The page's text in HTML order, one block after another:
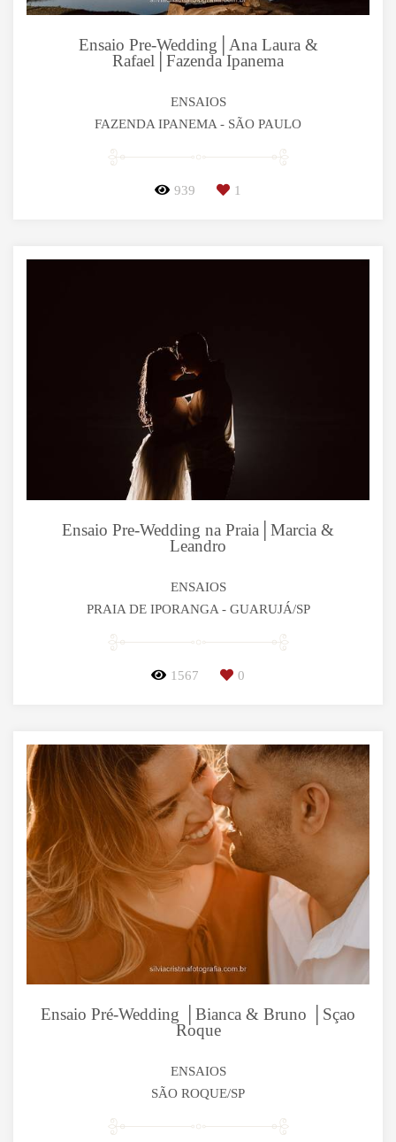
Ensaio Pre-Wedding│Ana Laura &
Rafael│Fazenda Ipanema
ENSAIOS
FAZENDA IPANEMA - SÃO PAULO
939 1
Ensaio Pre-Wedding na Praia│Marcia &
Leandro
ENSAIOS
PRAIA DE IPORANGA - GUARUJÁ/SP
1567 0
Ensaio Pré-Wedding │Bianca & Bruno │Sçao
Roque
ENSAIOS
SÃO ROQUE/SP